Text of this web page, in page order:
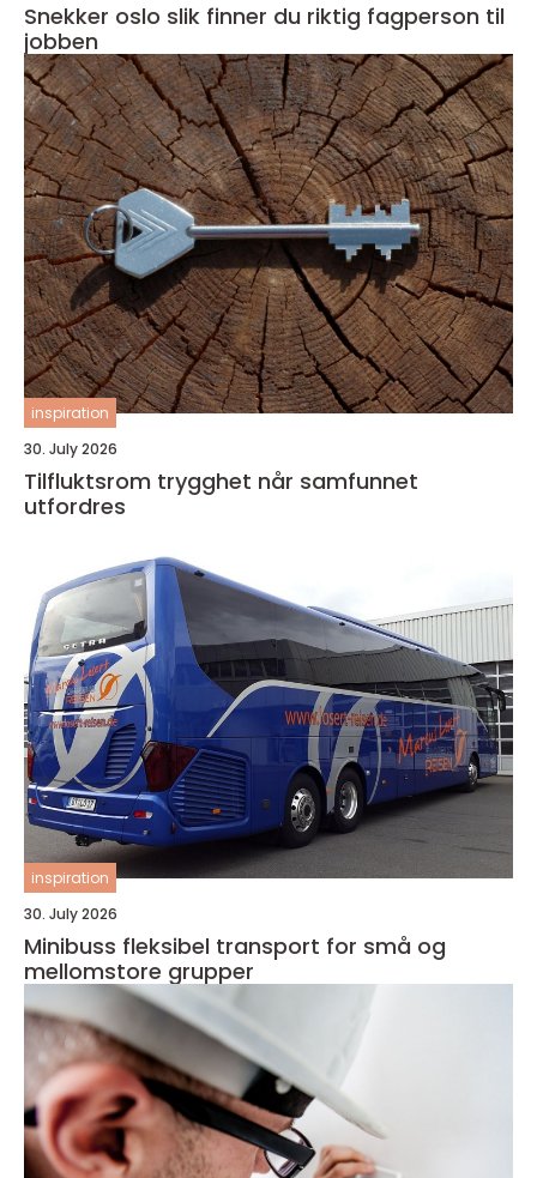
Snekker oslo slik finner du riktig fagperson til
jobben
inspiration
30. July 2026
Tilfluktsrom trygghet når samfunnet
utfordres
inspiration
30. July 2026
Minibuss fleksibel transport for små og
mellomstore grupper